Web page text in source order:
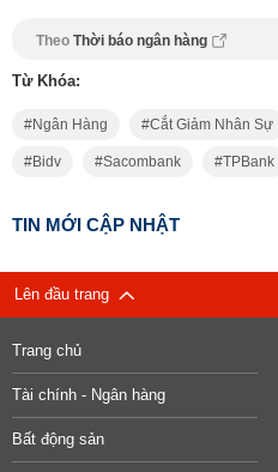
Theo Thời báo ngân hàng
Từ Khóa:
Ngân Hàng Cắt Giảm Nhân Sự
Bidv Sacombank TPBank
TIN MỚI CẬP NHẬT
Lên đầu trang
Trang chủ
Tài chính - Ngân hàng
Bất động sản